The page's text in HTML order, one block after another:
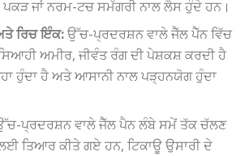
ਜਾਂ ਨਰਮ-ਟਚ ਸਮੱਗਰੀ ਨਾਲ ਲੈਸ ਹੁੰਦੇ ਹਨ।
ਰਿਚ ਇੰਕ:ਉੱਚ-ਪ੍ਰਦਰਸ਼ਨ ਵਾਲੇ ਜੈੱਲ ਪੈੱਨ ਵਿੱਚ
ਅਮੀਰ, ਜੀਵੰਤ ਰੰਗ ਦੀ ਪੇਸ਼ਕਸ਼ ਕਰਦੀ ਹੈ
ਹੁੰਦਾ ਹੈ ਅਤੇ ਆਸਾਨੀ ਨਾਲ ਪੜ੍ਹਨਯੋਗ ਹੁੰਦਾ
ਪ੍ਰਦਰਸ਼ਨ ਵਾਲੇ ਜੈੱਲ ਪੈਨ ਲੰਬੇ ਸਮੇਂ ਤੱਕ ਚੱਲਣ
ਤਿਆਰ ਕੀਤੇ ਗਏ ਹਨ, ਟਿਕਾਊ ਉਸਾਰੀ ਦੇ